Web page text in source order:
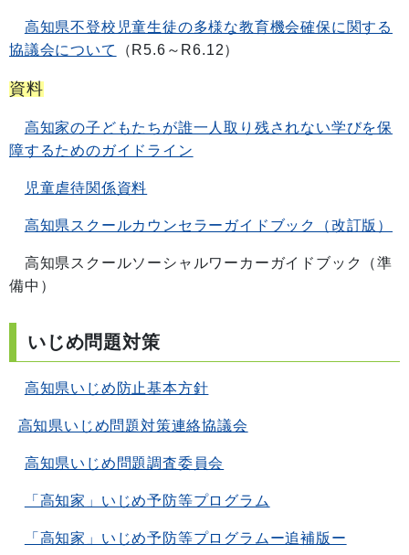
高知県不登校児童生徒の多様な教育機会確保に関する
協議会について
（R5.6～R6.12）
資料
高知家の子どもたちが誰一人取り残されない学びを保
障するためのガイドライン
児童虐待関係資料
高知県スクールカウンセラーガイドブック（改訂版）
高知県スクールソーシャルワーカーガイドブック（準
備中）
いじめ問題対策
高知県いじめ防止基本方針
高知県いじめ問題対策連絡協議会
高知県いじめ問題調査委員会
「高知家」いじめ予防等プログラム
「高知家」いじめ予防等プログラムー追補版ー